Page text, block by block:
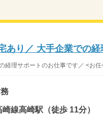
あり／ 大手企業での
経理サポートのお仕事です／ <お
線高崎駅（徒歩 11分）